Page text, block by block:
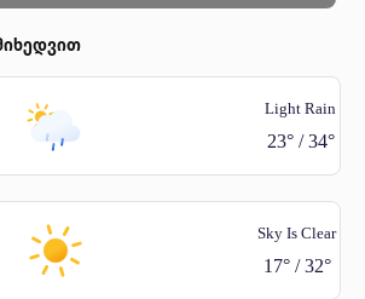
Light Rain
23°/34°
Sky Is Clear
17°/32°